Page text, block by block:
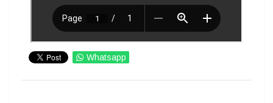
Whatsapp